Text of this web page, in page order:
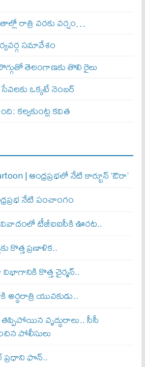
రాత్రి వరకు వర్షం…
సమావేశం
తెలంగాణకు తొలి రైలు
ఒక్క‌టే నెంబ‌ర్‌
క‌ల్వ‌కుంట్ల కవిత
| ఆంధ్రప్రభలో నేటి కార్టూన్ ‘ఔరా’
నేటి పంచాంగం
వివాదంలో టీజీఐఐసీకి ఊరట..
కొత్త ప్రణాళిక..
కొత్త చైర్మన్..
యువకుడు..
వృద్ధురాలు.. సీసీ
పోలీసులు
ఫొన్..